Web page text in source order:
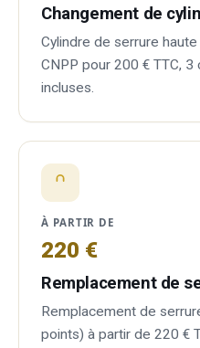
Changement de
Cylindre de serrure
CNPP pour 200 € TTC,
incluses.
À PARTIR DE
220 €
Remplacement de
Remplacement de
points) à partir de 220 €